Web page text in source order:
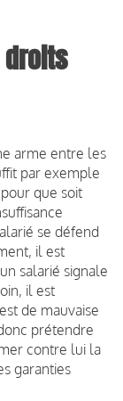
arme entre les
par exemple
que soit
se défend
il est
salarié signale
il est
de mauvaise
prétendre
contre lui la
garanties